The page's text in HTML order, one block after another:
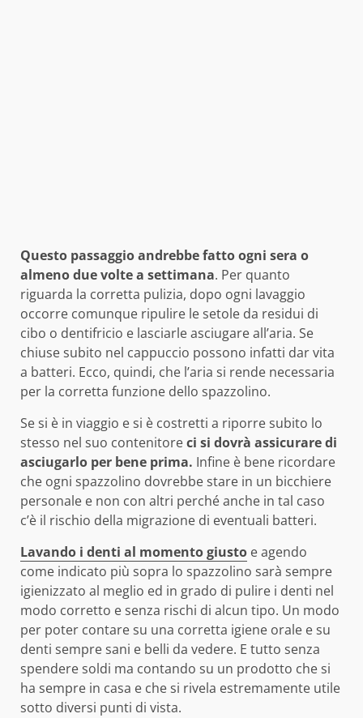
Questo passaggio andrebbe fatto ogni sera o
almeno due volte a settimana. Per quanto
riguarda la corretta pulizia, dopo ogni lavaggio
occorre comunque ripulire le setole da residui di
cibo o dentifricio e lasciarle asciugare all’aria. Se
chiuse subito nel cappuccio possono infatti dar vita
a batteri. Ecco, quindi, che l’aria si rende necessaria
per la corretta funzione dello spazzolino.
Se si è in viaggio e si è costretti a riporre subito lo
stesso nel suo contenitoreci si dovrà assicurare di
asciugarlo per bene prima. Infine è bene ricordare
che ogni spazzolino dovrebbe stare in un bicchiere
personale e non con altri perché anche in tal caso
c’è il rischio della migrazione di eventuali batteri.
Lavando i denti al momento giusto e agendo
come indicato più sopra lo spazzolino sarà sempre
igienizzato al meglio ed in grado di pulire i denti nel
modo corretto e senza rischi di alcun tipo. Un modo
per poter contare su una corretta igiene orale e su
denti sempre sani e belli da vedere. E tutto senza
spendere soldi ma contando su un prodotto che si
ha sempre in casa e che si rivela estremamente utile
sotto diversi punti di vista.